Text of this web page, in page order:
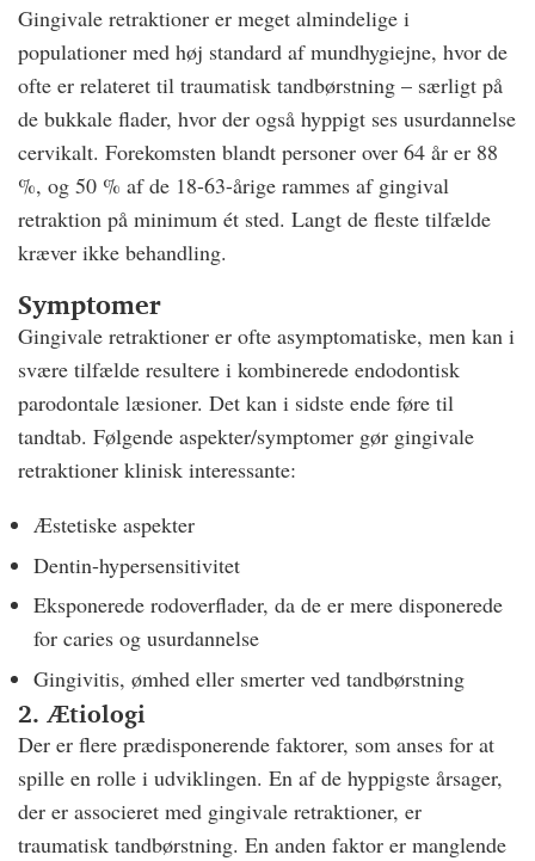
Gingivale retraktioner er meget almindelige i
populationer med høj standard af mundhygiejne, hvor de
ofte er relateret til traumatisk tandbørstning – særligt på
de bukkale flader, hvor der også hyppigt ses usurdannelse
cervikalt. Forekomsten blandt personer over 64 år er 88
%, og 50 % af de 18-63-årige rammes af gingival
retraktion på minimum ét sted. Langt de fleste tilfælde
kræver ikke behandling.
Symptomer
Gingivale retraktioner er ofte asymptomatiske, men kan i
svære tilfælde resultere i kombinerede endodontisk
parodontale læsioner. Det kan i sidste ende føre til
tandtab. Følgende aspekter/symptomer gør gingivale
retraktioner klinisk interessante:
Æstetiske aspekter
Dentin-hypersensitivitet
Eksponerede rodoverflader, da de er mere disponerede
for caries og usurdannelse
Gingivitis, ømhed eller smerter ved tandbørstning
2. Ætiologi
Der er flere prædisponerende faktorer, som anses for at
spille en rolle i udviklingen. En af de hyppigste årsager,
der er associeret med gingivale retraktioner, er
traumatisk tandbørstning. En anden faktor er manglende